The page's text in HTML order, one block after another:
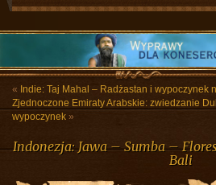
« Indie: Taj Mahal – Radżastan i wypoczynek
Zjednoczone Emiraty Arabskie: zwiedzanie
wypoczynek »
Indonezja: Jawa – Sumba –
Bali